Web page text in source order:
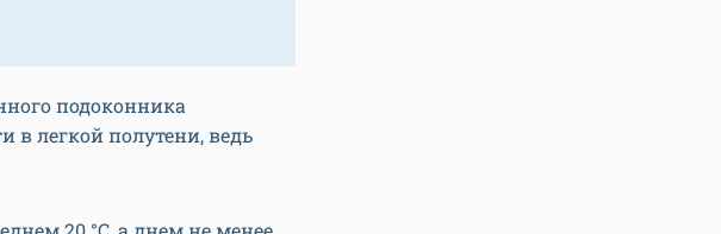
подоконника
в легкой полутени, ведь